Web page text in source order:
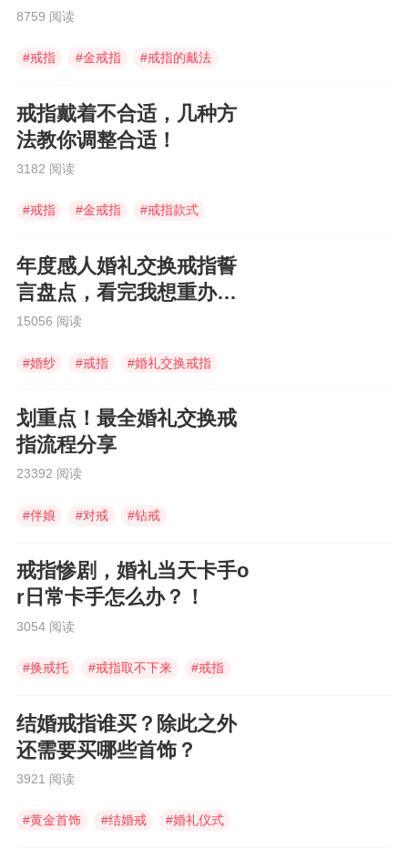
8759 阅读
#戒指 #金戒指 #戒指的戴法
戒指戴着不合适，几种方
法教你调整合适！
3182 阅读
#戒指 #金戒指 #戒指款式
年度感人婚礼交换戒指誓
言盘点，看完我想重办婚
礼！
15056 阅读
#婚纱 #戒指 #婚礼交换戒指
划重点！最全婚礼交换戒
指流程分享
23392 阅读
#伴娘 #对戒 #钻戒
戒指惨剧，婚礼当天卡手o
r日常卡手怎么办？！
3054 阅读
#换戒托 #戒指取不下来 #戒指
结婚戒指谁买？除此之外
还需要买哪些首饰？
3921 阅读
#黄金首饰 #结婚戒 #婚礼仪式